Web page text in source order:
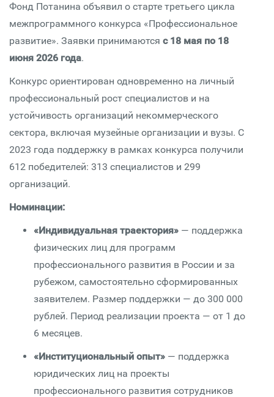
Фонд Потанина объявил о старте третьего цикла
межпрограммного конкурса «Профессиональное
развитие». Заявки принимаются с 18 мая по 18
июня 2026 года.
Конкурс ориентирован одновременно на личный
профессиональный рост специалистов и на
устойчивость организаций некоммерческого
сектора, включая музейные организации и вузы. С
2023 года поддержку в рамках конкурса получили
612 победителей: 313 специалистов и 299
организаций.
Номинации:
«Индивидуальная траектория» — поддержка
физических лиц для программ
профессионального развития в России и за
рубежом, самостоятельно сформированных
заявителем. Размер поддержки — до 300 000
рублей. Период реализации проекта — от 1 до
6 месяцев.
«Институциональный опыт» — поддержка
юридических лиц на проекты
профессионального развития сотрудников